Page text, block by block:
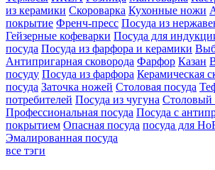
из керамики Скороварка Кухонные ножи
покрытие Френч-пресс Посуда из
Гейзерные кофеварки Посуда для
посуда Посуда из фарфора и керамики
Антипригарная сковорода Фарфор Казан
посуду Посуда из фарфора Керамическая
посуда Заточка ножей Столовая посуда
потребителей Посуда из чугуна Столовый
Профессиональная посуда Посуда с
покрытием Опасная посуда посуда для
Эмалированная посуда
все тэги